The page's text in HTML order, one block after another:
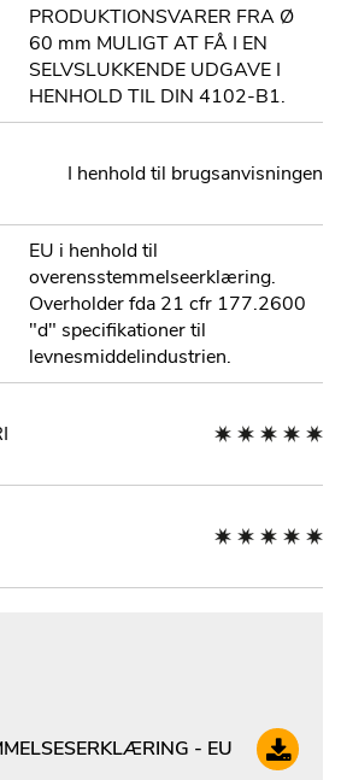
PRODUKTIONSVARER FRA Ø
60 mm MULIGT AT FÅ I EN
SELVSLUKKENDE UDGAVE I
HENHOLD TIL DIN 4102-B1.
I henhold til brugsanvisningen
EU i henhold til
overensstemmelseerklæring.
Overholder fda 21 cfr 177.2600
"d" specifikationer til
levnesmiddelindustrien.
- EU